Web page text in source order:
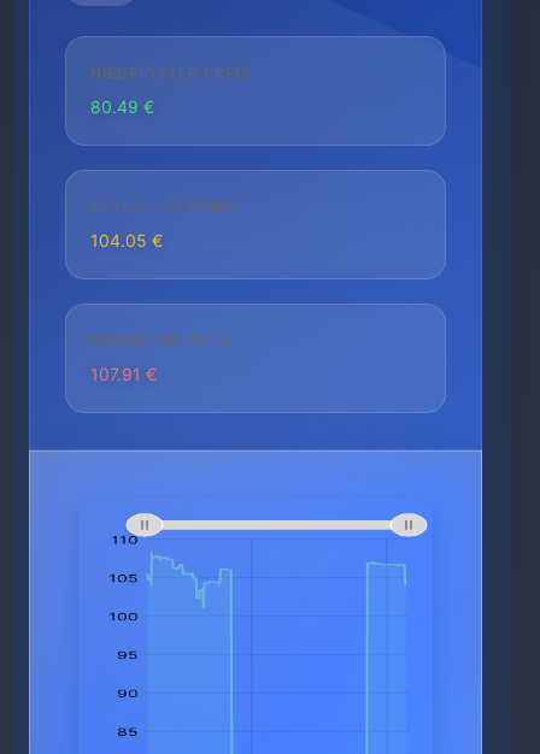
NIEDRIGSTER PREIS
80.49 €
AKTUELLER PREIS
104.05 €
HÖCHSTER PREIS
107.91 €